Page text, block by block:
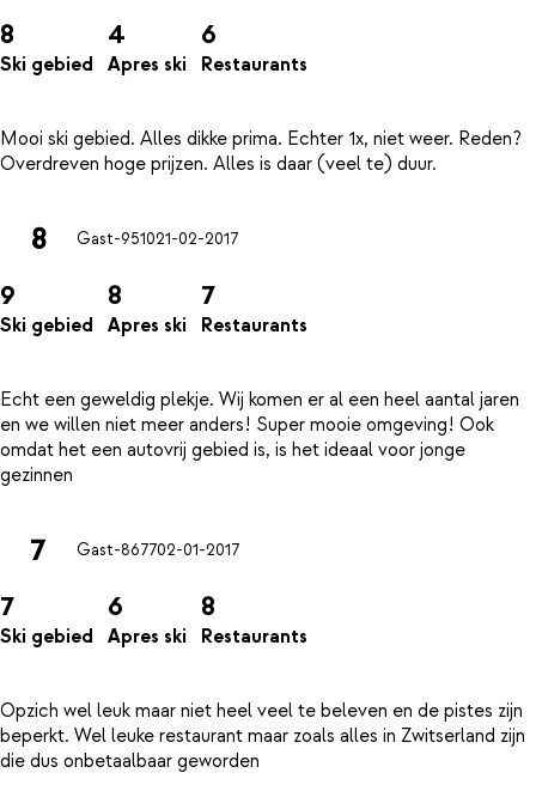
8
Ski gebied
4
Apres ski
6
Restaurants
Mooi ski gebied. Alles dikke prima. Echter 1x, niet weer. Reden?
8 Gast-951021-02-2017
9
Ski gebied
8
Apres ski
7
Restaurants
Echt een geweldig plekje. Wij komen er al een heel aantal jaren
en we willen niet meer anders! Super mooie omgeving! Ook
omdat het een autovrij gebied is, is het ideaal voor jonge
7 Gast-867702-01-2017
7
Ski gebied
6
Apres ski
8
Restaurants
Opzich wel leuk maar niet heel veel te beleven en de pistes zijn
beperkt. Wel leuke restaurant maar zoals alles in Zwitserland zijn